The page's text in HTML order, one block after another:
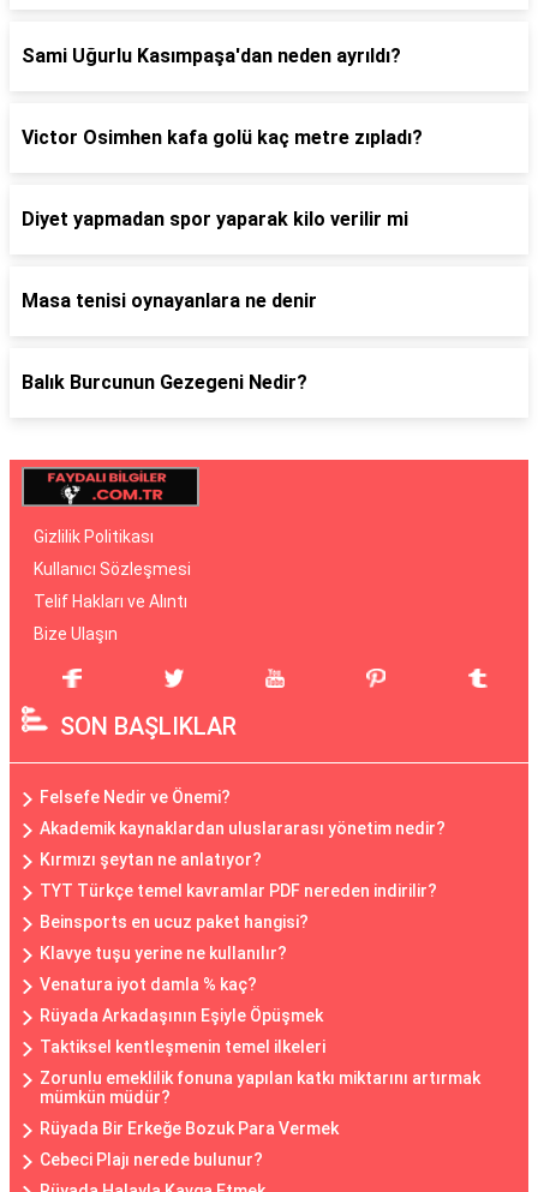
Sami Uğurlu Kasımpaşa'dan neden ayrıldı?
Victor Osimhen kafa golü kaç metre zıpladı?
Diyet yapmadan spor yaparak kilo verilir mi
Masa tenisi oynayanlara ne denir
Balık Burcunun Gezegeni Nedir?
Gizlilik Politikası
Kullanıcı Sözleşmesi
Telif Hakları ve Alıntı
Bize Ulaşın
SON BAŞLIKLAR
Felsefe Nedir ve Önemi?
Akademik kaynaklardan uluslararası yönetim nedir?
Kırmızı şeytan ne anlatıyor?
TYT Türkçe temel kavramlar PDF nereden indirilir?
Beinsports en ucuz paket hangisi?
Klavye tuşu yerine ne kullanılır?
Venatura iyot damla % kaç?
Rüyada Arkadaşının Eşiyle Öpüşmek
Taktiksel kentleşmenin temel ilkeleri
Zorunlu emeklilik fonuna yapılan katkı miktarını artırmak
mümkün müdür?
Rüyada Bir Erkeğe Bozuk Para Vermek
Cebeci Plajı nerede bulunur?